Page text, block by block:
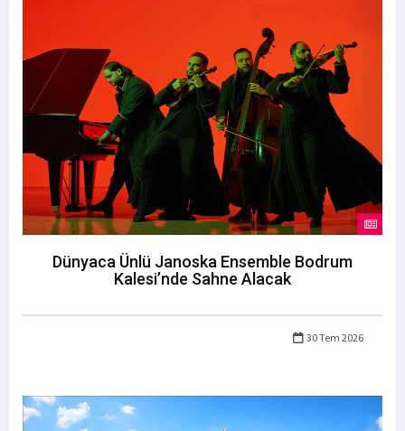
Dünyaca Ünlü Janoska Ensemble Bodrum
Kalesi’nde Sahne Alacak
30 Tem 2026